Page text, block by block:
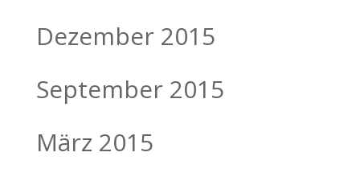
Dezember 2015
September 2015
März 2015